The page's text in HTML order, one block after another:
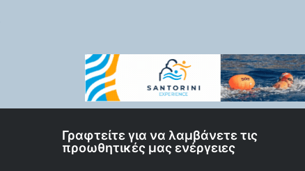
Γραφτείτε για να λαμβάνετε τις
προωθητικές μας ενέργειες